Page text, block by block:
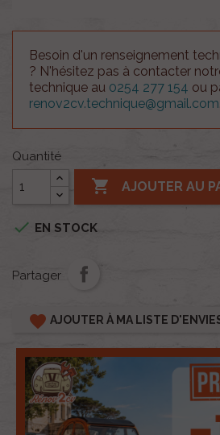
Besoin d'un renseignement
? N'hésitez pas à contacter
technique au 0254 277 154 ou
renov2cv.technique@gmail.com
Quantité
 AJOUTER AU
 EN STOCK
Partager
favorite AJOUTER À MA LISTE